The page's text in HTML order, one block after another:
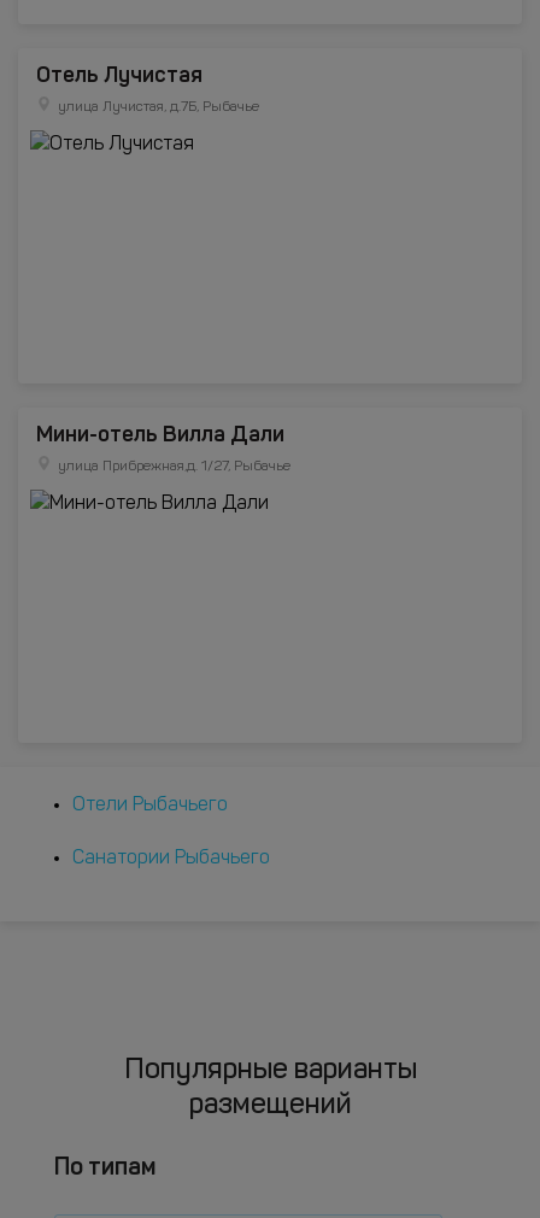
Отель Лучистая
улица Лучистая, д.7Б, Рыбачье
Мини-отель Вилла Дали
улица Прибрежная,д. 1/27, Рыбачье
Отели Рыбачьего
Санатории Рыбачьего
Популярные варианты
размещений
По типам